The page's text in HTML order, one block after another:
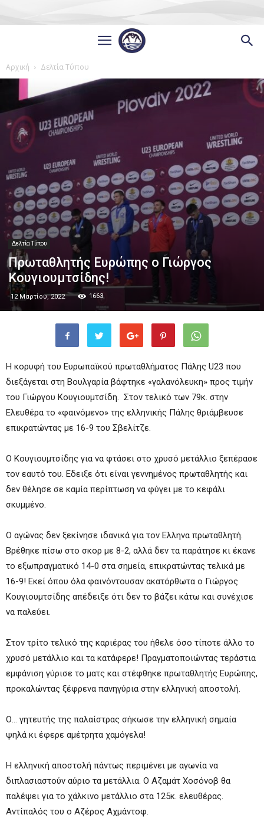
Αρχική Δελτία Τύπου
Δελτία Τύπου
Πρωταθλητής Ευρώπης ο Γιώργος
Κουγιουμτσίδης!
12 Μαρτίου, 2022 1663
Η κορυφή του Ευρωπαϊκού πρωταθλήματος Πάλης U23 που
διεξάγεται στη Βουλγαρία βάφτηκε «γαλανόλευκη» προς τιμήν
του Γιώργου Κουγιουμτσίδη. Στον τελικό των 79κ. στην
Ελευθέρα το «φαινόμενο» της ελληνικής Πάλης θριάμβευσε
επικρατώντας με 16-9 του Σβελίτζε.
Ο Κουγιουμτσίδης για να φτάσει στο χρυσό μετάλλιο ξεπέρασε
τον εαυτό του. Εδειξε ότι είναι γεννημένος πρωταθλητής και
δεν θέλησε σε καμία περίπτωση να φύγει με το κεφάλι
σκυμμένο.
Ο αγώνας δεν ξεκίνησε ιδανικά για τον Ελληνα πρωταθλητή.
Βρέθηκε πίσω στο σκορ με 8-2, αλλά δεν τα παράτησε κι έκανε
το εξωπραγματικό 14-0 στα σημεία, επικρατώντας τελικά με
16-9! Εκεί όπου όλα φαινόντουσαν ακατόρθωτα ο Γιώργος
Κουγιουμτσίδης απέδειξε ότι δεν το βάζει κάτω και συνέχισε
να παλεύει.
Στον τρίτο τελικό της καριέρας του ήθελε όσο τίποτε άλλο το
χρυσό μετάλλιο και τα κατάφερε! Πραγματοποιώντας τεράστια
εμφάνιση γύρισε το ματς και στέφθηκε πρωταθλητής Ευρώπης,
προκαλώντας ξέφρενα πανηγύρια στην ελληνική αποστολή.
Ο… γητευτής της παλαίστρας σήκωσε την ελληνική σημαία
ψηλά κι έφερε αμέτρητα χαμόγελα!
Η ελληνική αποστολή πάντως περιμένει με αγωνία να
διπλασιαστούν αύριο τα μετάλλια. Ο Αζαμάτ Χοσόνοβ θα
παλέψει για το χάλκινο μετάλλιο στα 125κ. ελευθέρας.
Αντίπαλός του ο Αζέρος Αχμάντοφ.